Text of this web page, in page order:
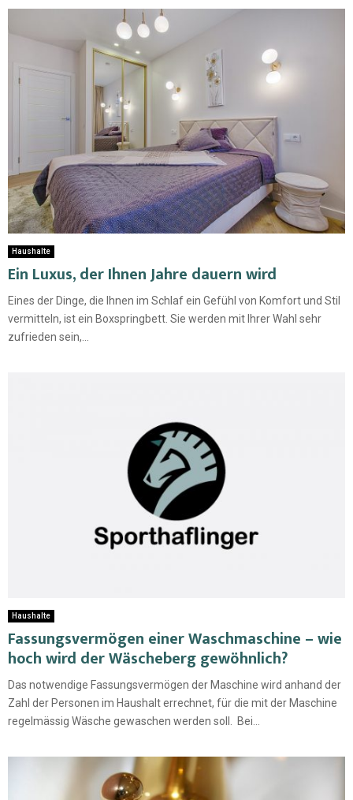
Haushalte
Ein Luxus, der Ihnen Jahre dauern wird
Eines der Dinge, die Ihnen im Schlaf ein Gefühl von Komfort und Stil
vermitteln, ist ein Boxspringbett. Sie werden mit Ihrer Wahl sehr
zufrieden sein,...
Haushalte
Fassungsvermögen einer Waschmaschine – wie
hoch wird der Wäscheberg gewöhnlich?
Das notwendige Fassungsvermögen der Maschine wird anhand der
Zahl der Personen im Haushalt errechnet, für die mit der Maschine
regelmässig Wäsche gewaschen werden soll. Bei...